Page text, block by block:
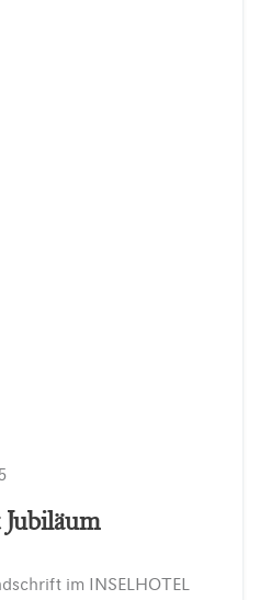
im INSELHOTEL